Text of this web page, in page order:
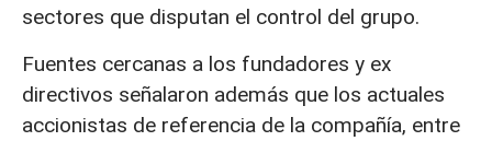
sectores que disputan el control del grupo.
Fuentes cercanas a los fundadores y ex
directivos señalaron además que los actuales
accionistas de referencia de la compañía, entre